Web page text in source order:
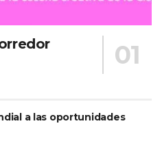
a las oportunidades